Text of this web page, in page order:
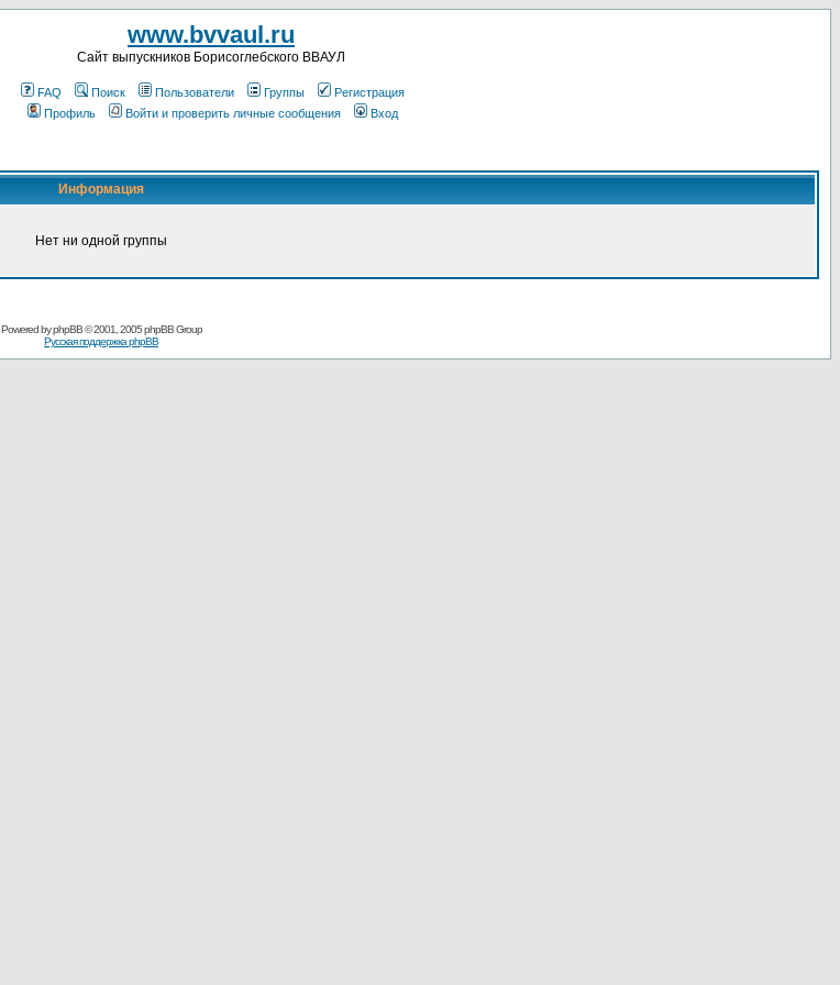
www.bvvaul.ru
Cайт выпускников Борисоглебского ВВАУЛ
FAQ Поиск Пользователи Группы
Регистрация
Профиль
Войти и проверить личные сообщения Вход
Информация
Нет ни одной группы
Powered byphpBB© 2001, 2005 phpBB Group
Русская поддержка phpBB